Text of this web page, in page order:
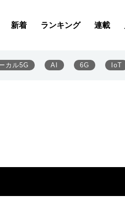
新着 ランキング 連載
カル5G AI 6G IoT